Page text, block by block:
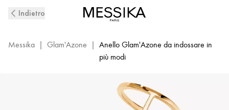
anello
diamanti
Indietro
Messika | Glam'Azone | Anello Glam'Azone da indossare in
più modi